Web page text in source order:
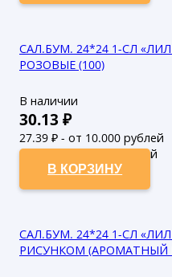
САЛ.БУМ. 24*24 1-СЛ
РОЗОВЫЕ (100)
В наличии
30.13 ₽
27.39 ₽ - от 10.000 рублей
24.9₽ - от 50.000 рублей
В КОРЗИНУ
САЛ.БУМ. 24*24 1-СЛ
РИСУНКОМ (АРОМАТНЫЙ